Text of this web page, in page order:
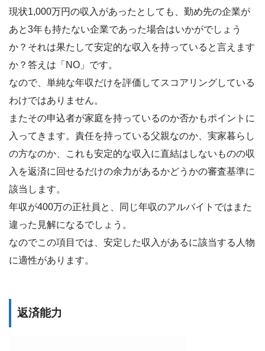
現状1,000万円の収入があったとしても、勤め先の企業が
あと3年も持たない企業であった場合はいかがでしょう
か？それは果たして安定的な収入を持っていると言えます
か？答えは「NO」です。
なので、単純な年収だけを評価してスコアリングしている
わけではありません。
またその申込者が家庭を持っているのか否かもポイントに
入ってきます。責任を持っている父親なのか、実家暮らし
の方なのか、これも安定的な収入に直結はしないものの収
入を返済に回せるだけの余力があるかどうかの審査基準に
該当します。
年収が400万の正社員と、同じ年収のアルバイトではまた
違った見解になるでしょう。
なのでこの項目では、安定した収入があるに該当する人物
に適性があります。
返済能力